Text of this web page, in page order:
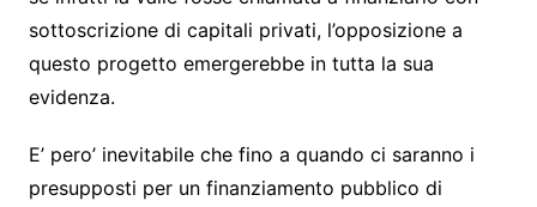
sottoscrizione di capitali privati, l’opposizione a
questo progetto emergerebbe in tutta la sua
evidenza.
E’ pero’ inevitabile che fino a quando ci saranno i
presupposti per un finanziamento pubblico di